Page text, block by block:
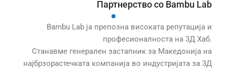
Партнерство со Bambu Lab
Bambu Lab ја препозна високата репутација и
професионалноста на 3Д Хаб.
Станавме генерален застапник за Македонија на
најбрзорастечката компанија во индустријата за 3Д